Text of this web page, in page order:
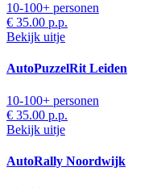
10-100+ personen
€ 35.00 p.p.
Bekijk uitje
AutoPuzzelRit Leiden
10-100+ personen
€ 35.00 p.p.
Bekijk uitje
AutoRally Noordwijk